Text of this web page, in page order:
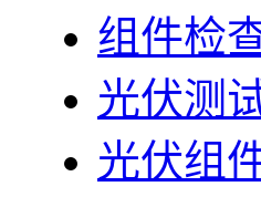
组件检
光伏测
光伏组